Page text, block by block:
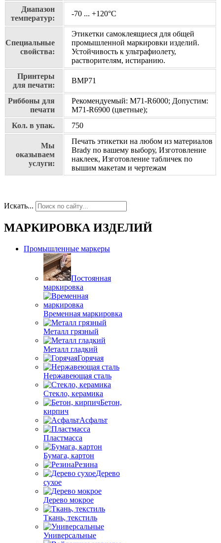
Диапазон
температур:
-70 ... +120°С
Специальные
свойства:
Этикетки самоклеящиеся для общей
промышленной маркировки изделий.
Устойчивость к ультрафиолету,
растворителям, истиранию.
Принтеры
для печати:
BMP71
Риббоны для
печати
Рекомендуемый: M71-R6000; Допустим:
M71-R6900 (цветные);
Кол. в упак.
750
Мы
оказываем
услуги:
Печать этикетки на любом из материалов
Brady по вашему выбору, Изготовление
наклеек, Изготовление табличек по
вышим макетам и чертежам
Искать...
МАРКИРОВКА ИЗДЕЛИЙ
Промышленные маркеры
Постоянная
маркировка
Временная маркировка
Металл грязный
Металл гладкий
Горячая
Нержавеющая сталь
Стекло, керамика
Бетон,
кирпич
Асфальт
Пластмасса
Бумага, картон
Резина
Дерево
сухое
Дерево мокрое
Ткань, текстиль
Универсальные